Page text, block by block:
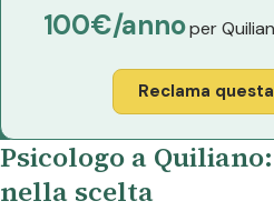
100€/annoper
Reclama
Psicologo a
nella scelta